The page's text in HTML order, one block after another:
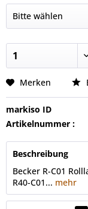
Merken
markiso ID
Artikelnummer :
Beschreibung
Becker R-C01
R40-C01... mehr